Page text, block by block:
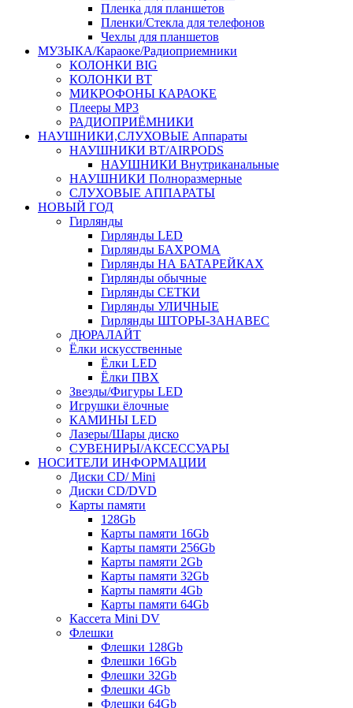
Пленка для планшетов
Пленки/Стекла для телефонов
Чехлы для планшетов
МУЗЫКА/Караоке/Радиоприемники
КОЛОНКИ BIG
КОЛОНКИ BT
МИКРОФОНЫ КАРАОКЕ
Плееры MP3
РАДИОПРИЁМНИКИ
НАУШНИКИ,СЛУХОВЫЕ Аппараты
НАУШНИКИ BT/AIRPODS
НАУШНИКИ Внутриканальные
НАУШНИКИ Полноразмерные
СЛУХОВЫЕ АППАРАТЫ
НОВЫЙ ГОД
Гирлянды
Гирлянды LED
Гирлянды БАХРОМА
Гирлянды НА БАТАРЕЙКАХ
Гирлянды обычные
Гирлянды СЕТКИ
Гирлянды УЛИЧНЫЕ
Гирлянды ШТОРЫ-ЗАНАВЕС
ДЮРАЛАЙТ
Ёлки искусственные
Ёлки LED
Ёлки ПВХ
Звезды/Фигуры LED
Игрушки ёлочные
КАМИНЫ LED
Лазеры/Шары диско
СУВЕНИРЫ/АКСЕССУАРЫ
НОСИТЕЛИ ИНФОРМАЦИИ
Диски CD/ Mini
Диски CD/DVD
Карты памяти
128Gb
Карты памяти 16Gb
Карты памяти 256Gb
Карты памяти 2Gb
Карты памяти 32Gb
Карты памяти 4Gb
Карты памяти 64Gb
Кассета Mini DV
Флешки
Флешки 128Gb
Флешки 16Gb
Флешки 32Gb
Флешки 4Gb
Флешки 64Gb